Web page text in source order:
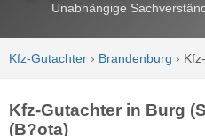
Unabhängige
Kfz-Gutachter › Brandenburg ›
Kfz-Gutachter in Burg
(B?ota)